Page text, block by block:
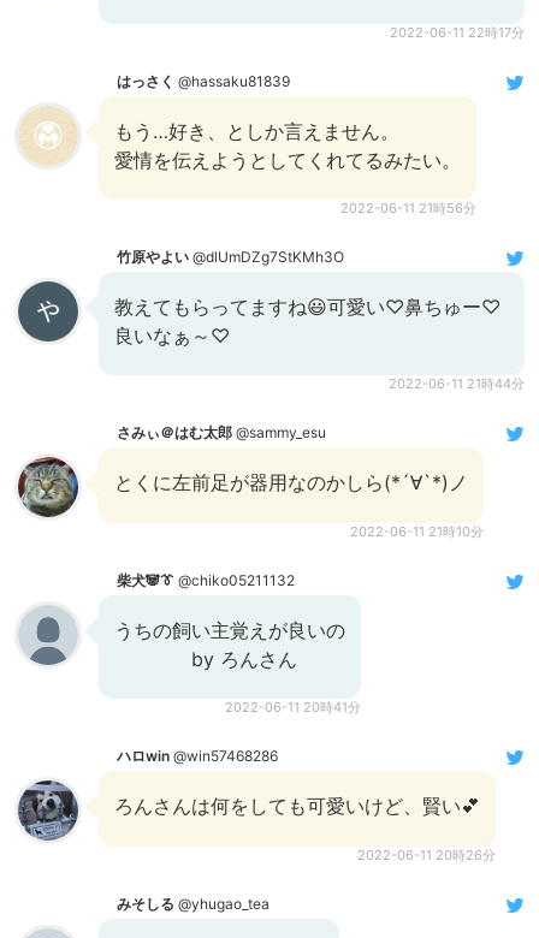
2022-06-11 22時17分
はっさく @hassaku81839
もう…好き、としか言えません。
愛情を伝えようとしてくれてるみたい。
2022-06-11 21時56分
竹原やよい @dlUmDZg7StKMh3O
教えてもらってますね😃可愛い♡鼻ちゅー♡
良いなぁ～♡
2022-06-11 21時44分
さみぃ＠はむ太郎 @sammy_esu
とくに左前足が器用なのかしら(*´∀`*)ノ
2022-06-11 21時10分
柴犬🐼👔 @chiko05211132
うちの飼い主覚えが良いの
by ろんさん
2022-06-11 20時41分
ハロwin @win57468286
ろんさんは何をしても可愛いけど、賢い💕
2022-06-11 20時26分
みそしる @yhugao_tea